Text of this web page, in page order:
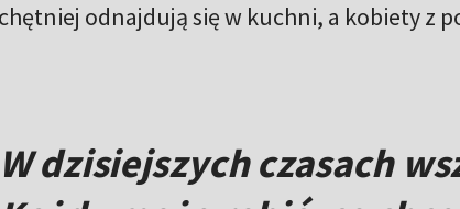
chętniej odnajdują się w kuchni, a kobiety z
W dzisiejszych czasach